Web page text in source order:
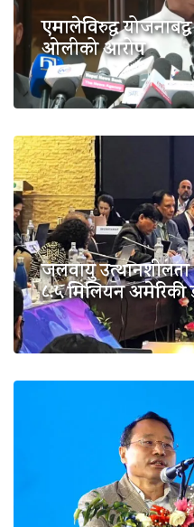
एमालेविरुद्ध
ओलीको आरोप
जलवायु उत्थानशीलता
८.५ मिलियन